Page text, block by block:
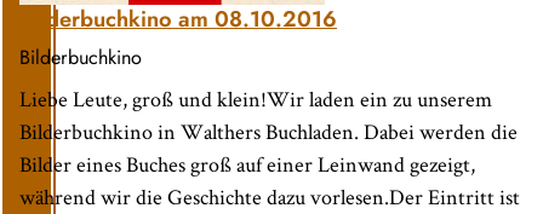
Bilderbuchkino am 08.10.2016
Bilderbuchkino
Liebe Leute, groß und klein!Wir laden ein zu unserem
Bilderbuchkino in Walthers Buchladen. Dabei werden die
Bilder eines Buches groß auf einer Leinwand gezeigt,
während wir die Geschichte dazu vorlesen.Der Eintritt ist